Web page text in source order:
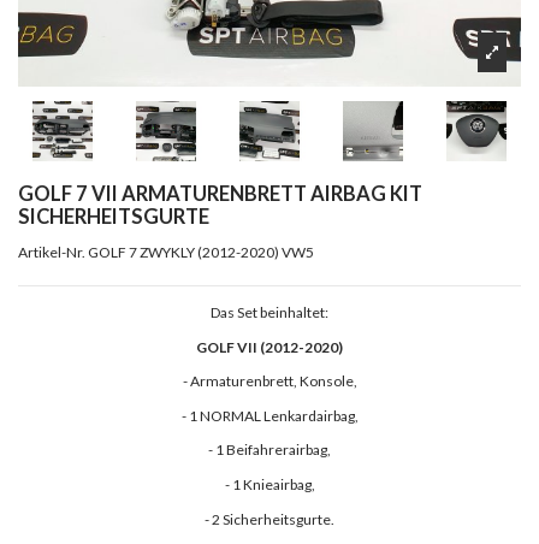
GOLF 7 VII ARMATURENBRETT AIRBAG KIT
SICHERHEITSGURTE
Artikel-Nr. GOLF 7 ZWYKLY (2012-2020) VW5
Das Set beinhaltet:
GOLF VII (2012-2020)
- Armaturenbrett, Konsole,
- 1 NORMAL Lenkardairbag,
- 1 Beifahrerairbag,
- 1 Knieairbag,
- 2 Sicherheitsgurte.